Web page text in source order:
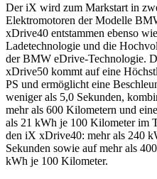
Der iX wird zum Markstart in
Elektromotoren der Modelle
xDrive40 entstammen ebenso
Ladetechnologie und die
der BMW eDrive-Technologie.
xDrive50 kommt auf eine
PS und ermöglicht eine
weniger als 5,0 Sekunden,
mehr als 600 Kilometern und
als 21 kWh je 100 Kilometer im
den iX xDrive40: mehr als 240
Sekunden sowie auf mehr als
kWh je 100 Kilometer.